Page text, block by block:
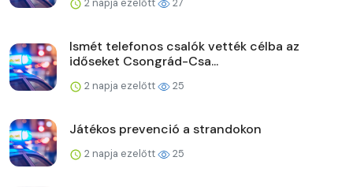
2 napja ezelőtt 27
Ismét telefonos csalók vették célba az
időseket Csongrád-Csa...
2 napja ezelőtt 25
Játékos prevenció a strandokon
2 napja ezelőtt 25